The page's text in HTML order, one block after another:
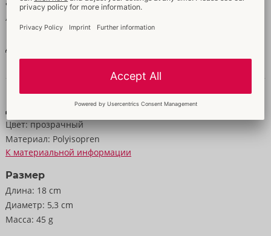
латексу. С резервуаром. Веганский.
Длина 180 мм, номинальная ширина 53 мм.
Данные и свойства
Данные
Цвет: прозрачный
Материал: Polyisopren
К материальной информации
Размер
Длина: 18 cm
Диаметр: 5,3 cm
Масса: 45 g